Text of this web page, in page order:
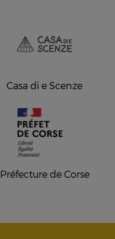
Casa di e Scenze
Préfecture de Corse